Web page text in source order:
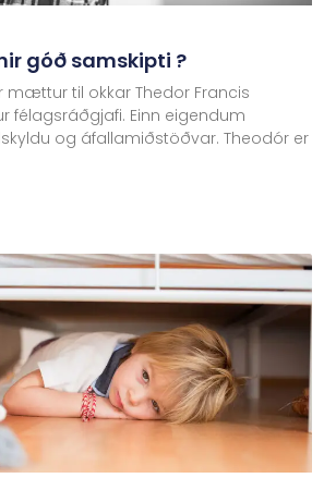
góð samskipti ?
mættur til okkar Thedor Francis
félagsráðgjafi. Einn eigendum
og áfallamiðstöðvar. Theodór er